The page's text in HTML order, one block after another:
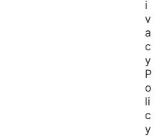
i
v
a
c
y
P
o
li
c
y